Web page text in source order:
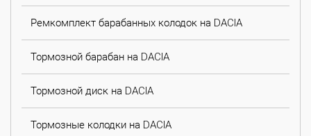
Ремкомплект барабанных колодок на DACIA
Тормозной барабан на DACIA
Тормозной диск на DACIA
Тормозные колодки на DACIA